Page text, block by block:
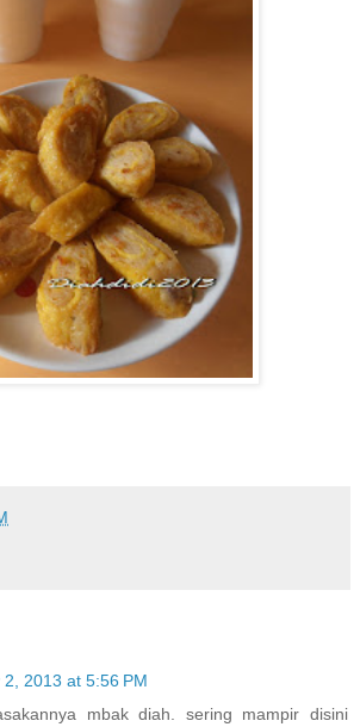
2, 2013 at 5:56 PM
mbak diah. sering mampir disini